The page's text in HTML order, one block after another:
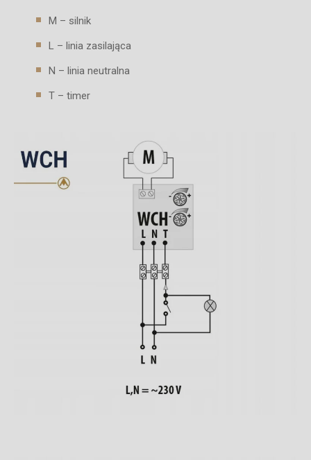
M – silnik
L – linia zasilająca
N – linia neutralna
T – timer